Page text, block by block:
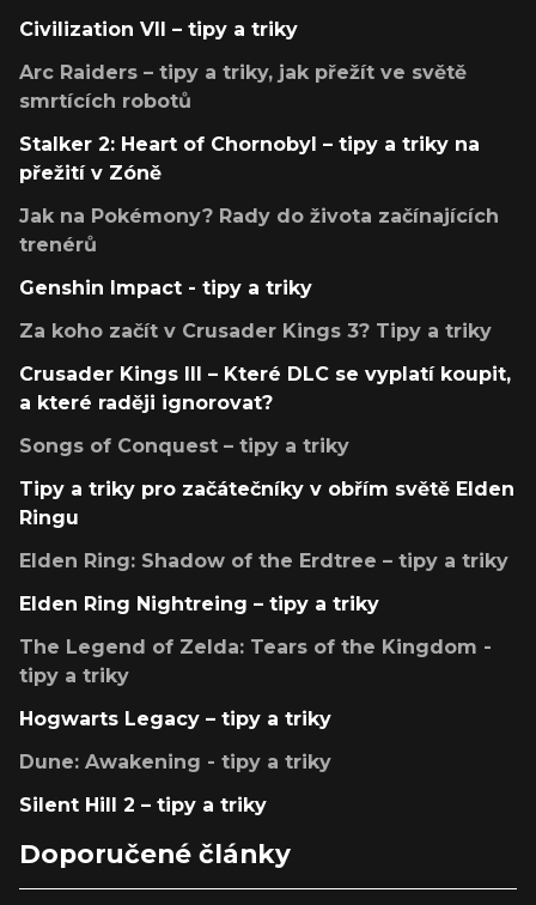
Civilization VII – tipy a triky
Arc Raiders – tipy a triky, jak přežít ve světě
smrtících robotů
Stalker 2: Heart of Chornobyl – tipy a triky na
přežití v Zóně
Jak na Pokémony? Rady do života začínajících
trenérů
Genshin Impact - tipy a triky
Za koho začít v Crusader Kings 3? Tipy a triky
Crusader Kings III – Které DLC se vyplatí koupit,
a které raději ignorovat?
Songs of Conquest – tipy a triky
Tipy a triky pro začátečníky v obřím světě Elden
Ringu
Elden Ring: Shadow of the Erdtree – tipy a triky
Elden Ring Nightreing – tipy a triky
The Legend of Zelda: Tears of the Kingdom -
tipy a triky
Hogwarts Legacy – tipy a triky
Dune: Awakening - tipy a triky
Silent Hill 2 – tipy a triky
Doporučené články